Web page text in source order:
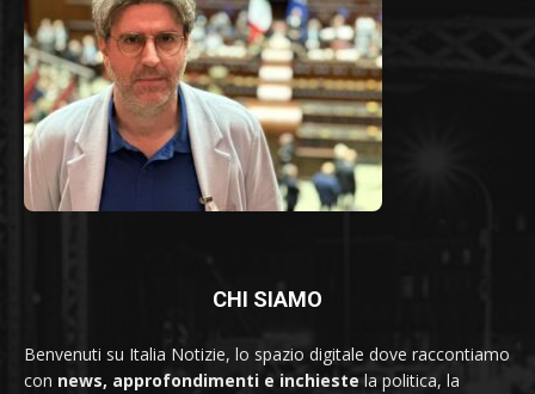
CHI SIAMO
Benvenuti su Italia Notizie, lo spazio digitale dove raccontiamo
con news, approfondimenti e inchieste la politica, la